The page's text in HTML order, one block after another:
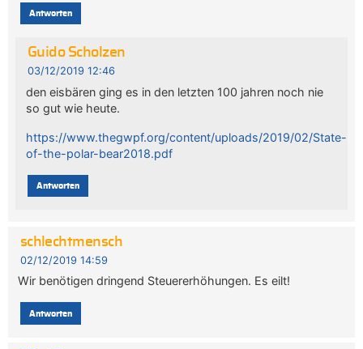
Antworten
Guido Scholzen
03/12/2019 12:46
den eisbären ging es in den letzten 100 jahren noch nie
so gut wie heute.
https://www.thegwpf.org/content/uploads/2019/02/State-
of-the-polar-bear2018.pdf
Antworten
schlechtmensch
02/12/2019 14:59
Wir benötigen dringend Steuererhöhungen. Es eilt!
Antworten